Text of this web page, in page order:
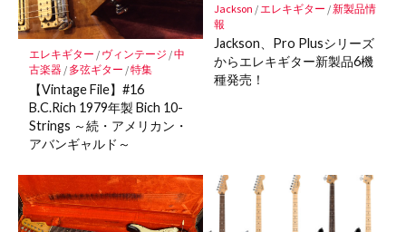
エレキギター / ヴィンテージ /中
古楽器/ 多弦ギター /特集
【Vintage File】#16
B.C.Rich 1979年製 Bich 10-
Strings ～続・アメリカン・
アバンギャルド～
Jackson / エレキギター /新製品情
報
Jackson、Pro Plusシリーズ
からエレキギター新製品6機
種発売！